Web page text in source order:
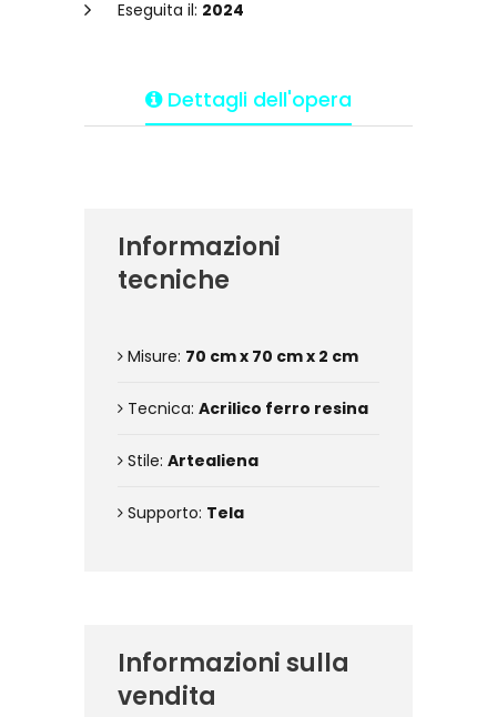
Eseguita il: 2024
Dettagli dell'opera
Informazioni
tecniche
Misure: 70 cm x 70 cm x 2 cm
Tecnica: Acrilico ferro resina
Stile: Artealiena
Supporto: Tela
Informazioni sulla
vendita